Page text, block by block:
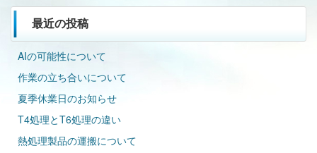
最近の投稿
AIの可能性について
作業の立ち合いについて
夏季休業日のお知らせ
T4処理とT6処理の違い
熱処理製品の運搬について